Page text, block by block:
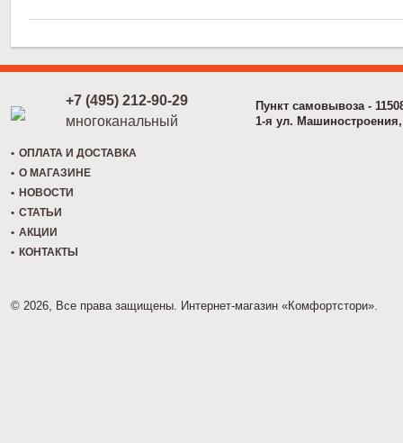
+7 (495) 212-90-29
многоканальный
Пункт самовывоза -
1-я ул.
ОПЛАТА И ДОСТАВКА
О МАГАЗИНЕ
НОВОСТИ
СТАТЬИ
АКЦИИ
КОНТАКТЫ
© 2026, Все права защищены. Интернет-магазин «Комфортстори».